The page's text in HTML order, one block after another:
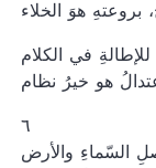
بروعتهِ هوَ الخلاء
في الكلام
هو خيرُ نظام
٦
السّماءِ والأرض